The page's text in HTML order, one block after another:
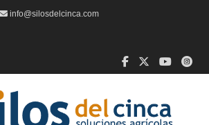
info@silosdelcinca.com